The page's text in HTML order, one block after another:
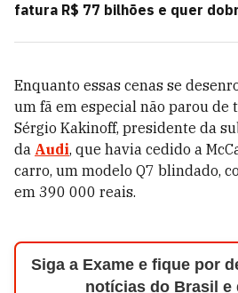
fatura R$ 77 bilhões e quer
Enquanto essas cenas se
um fã em especial não parou de
Sérgio Kakinoff, presidente da
da Audi, que havia cedido a
carro, um modelo Q7 blindado,
em 390 000 reais.
Siga a Exame e fique por
notícias do Brasil e